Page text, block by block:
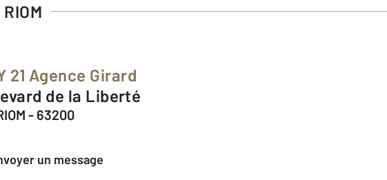
21 Agence Girard
de la Liberté
RIOM - 63200
un message